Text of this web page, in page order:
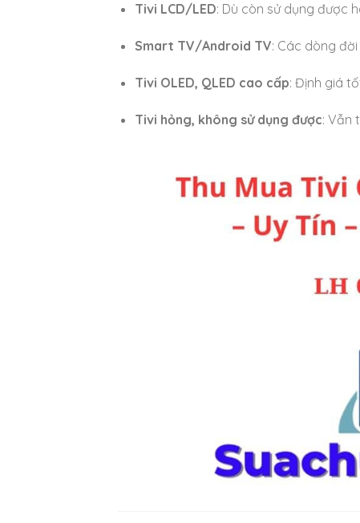
Tivi LCD/LED: Dù còn sử dụng được
Smart TV/Android TV: Các dòng
Tivi OLED, QLED cao cấp: Định giá
Tivi hỏng, không sử dụng được: Vẫn